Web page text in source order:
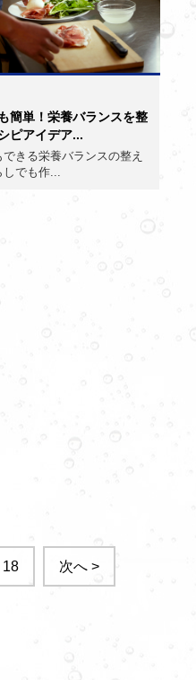
簡単！栄養バランスを整
ピアイデア...
きる栄養バランスの整え
しでも作...
18 次へ >